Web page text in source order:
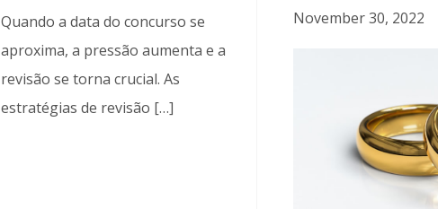
Quando a data do concurso se
aproxima, a pressão aumenta e a
revisão se torna crucial. As
estratégias de revisão […]
November 30, 2022